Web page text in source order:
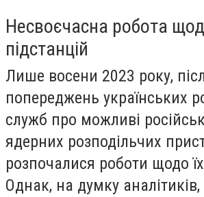
Несвоєчасна робота
підстанцій
Лише восени 2023 року,
попереджень українських
служб про можливі
ядерних розподільчих
розпочалися роботи щодо
Однак, на думку аналітиків,